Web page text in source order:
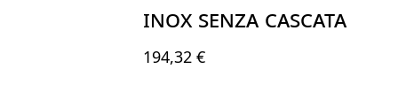
INOX SENZA CASCATA
194,32 €